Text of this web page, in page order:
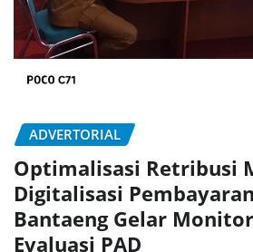
ADVERTORIAL
Optimalisasi Retribusi
Digitalisasi
Bantaeng Gelar
Evaluasi PAD